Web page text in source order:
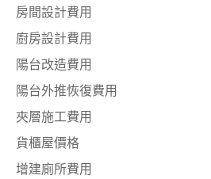
房間設計費用
廚房設計費用
陽台改造費用
陽台外推恢復費用
夾層施工費用
貨櫃屋價格
增建廁所費用